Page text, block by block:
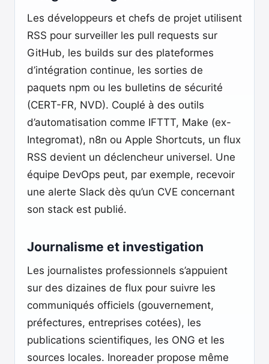
Les développeurs et chefs de projet utilisent
RSS pour surveiller les pull requests sur
GitHub, les builds sur des plateformes
d’intégration continue, les sorties de
paquets npm ou les bulletins de sécurité
(CERT-FR, NVD). Couplé à des outils
d’automatisation comme IFTTT, Make (ex-
Integromat), n8n ou Apple Shortcuts, un flux
RSS devient un déclencheur universel. Une
équipe DevOps peut, par exemple, recevoir
une alerte Slack dès qu’un CVE concernant
son stack est publié.
Journalisme et investigation
Les journalistes professionnels s’appuient
sur des dizaines de flux pour suivre les
communiqués officiels (gouvernement,
préfectures, entreprises cotées), les
publications scientifiques, les ONG et les
sources locales. Inoreader propose même